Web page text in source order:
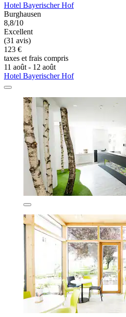
Hotel Bayerischer Hof
Burghausen
8,8/10
Excellent
(31 avis)
123 €
taxes et frais compris
11 août - 12 août
Hotel Bayerischer Hof